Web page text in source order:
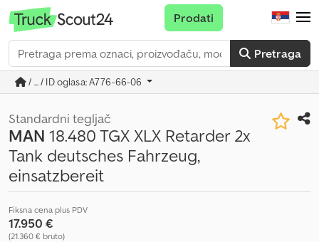
Pretraga
Prodati
/ ... / ID oglasa: A776-66-06
Standardni tegljač
MAN 18.480 TGX XLX Retarder 2x
Tank deutsches Fahrzeug,
einsatzbereit
Fiksna cena plus PDV
17.950 €
(21.360 € bruto)